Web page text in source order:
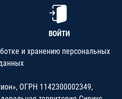
ВОЙТИ
и хранению персональных
ОГРН 1142300002349,